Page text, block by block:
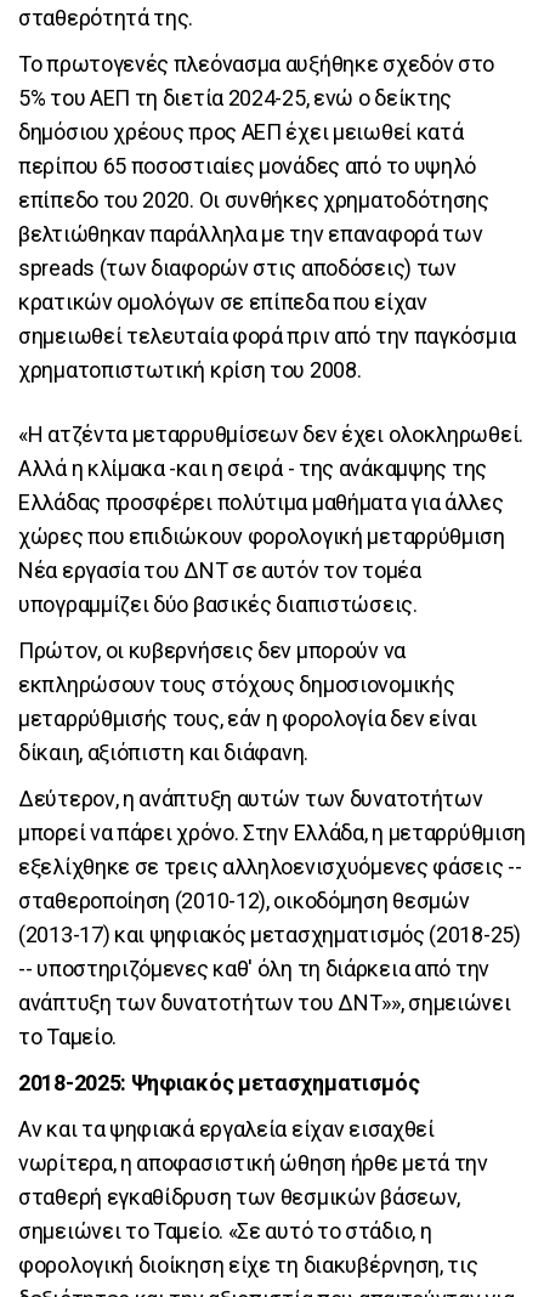
σταθερότητά της.
Το πρωτογενές πλεόνασμα αυξήθηκε σχεδόν στο
5% του ΑΕΠ τη διετία 2024-25, ενώ ο δείκτης
δημόσιου χρέους προς ΑΕΠ έχει μειωθεί κατά
περίπου 65 ποσοστιαίες μονάδες από το υψηλό
επίπεδο του 2020. Οι συνθήκες χρηματοδότησης
βελτιώθηκαν παράλληλα με την επαναφορά των
spreads (των διαφορών στις αποδόσεις) των
κρατικών ομολόγων σε επίπεδα που είχαν
σημειωθεί τελευταία φορά πριν από την παγκόσμια
χρηματοπιστωτική κρίση του 2008.
«Η ατζέντα μεταρρυθμίσεων δεν έχει ολοκληρωθεί.
Αλλά η κλίμακα -και η σειρά - της ανάκαμψης της
Ελλάδας προσφέρει πολύτιμα μαθήματα για άλλες
χώρες που επιδιώκουν φορολογική μεταρρύθμιση
Νέα εργασία του ΔΝΤ σε αυτόν τον τομέα
υπογραμμίζει δύο βασικές διαπιστώσεις.
Πρώτον, οι κυβερνήσεις δεν μπορούν να
εκπληρώσουν τους στόχους δημοσιονομικής
μεταρρύθμισής τους, εάν η φορολογία δεν είναι
δίκαιη, αξιόπιστη και διάφανη.
Δεύτερον, η ανάπτυξη αυτών των δυνατοτήτων
μπορεί να πάρει χρόνο. Στην Ελλάδα, η μεταρρύθμιση
εξελίχθηκε σε τρεις αλληλοενισχυόμενες φάσεις --
σταθεροποίηση (2010-12), οικοδόμηση θεσμών
(2013-17) και ψηφιακός μετασχηματισμός (2018-25)
-- υποστηριζόμενες καθ' όλη τη διάρκεια από την
ανάπτυξη των δυνατοτήτων του ΔΝΤ»», σημειώνει
το Ταμείο.
2018-2025: Ψηφιακός μετασχηματισμός
Αν και τα ψηφιακά εργαλεία είχαν εισαχθεί
νωρίτερα, η αποφασιστική ώθηση ήρθε μετά την
σταθερή εγκαθίδρυση των θεσμικών βάσεων,
σημειώνει το Ταμείο. «Σε αυτό το στάδιο, η
φορολογική διοίκηση είχε τη διακυβέρνηση, τις